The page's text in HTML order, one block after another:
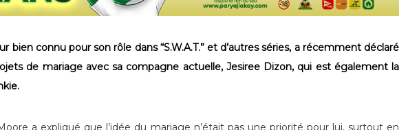
bien connu pour son rôle dans “S.W.A.T.” et d’autres séries, a récemment déclaré
de mariage avec sa compagne actuelle, Jesiree Dizon, qui est également la
a expliqué que l’idée du mariage n’était pas une priorité pour lui, surtout en